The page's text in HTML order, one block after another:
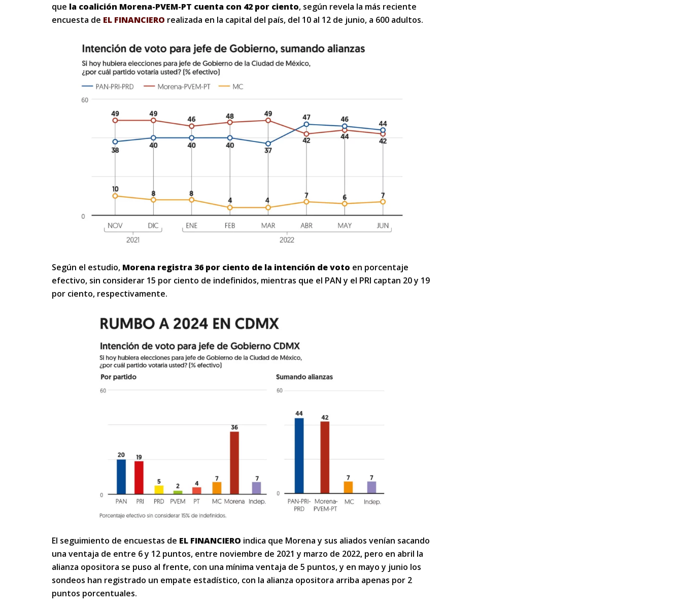
que la coalición Morena-PVEM-PT cuenta con 42 por ciento, según revela la más reciente
encuesta de EL FINANCIERO realizada en la capital del país, del 10 al 12 de junio, a 600 adultos.
Según el estudio, Morena registra 36 por ciento de la intención de voto en porcentaje
efectivo, sin considerar 15 por ciento de indefinidos, mientras que el PAN y el PRI captan 20 y 19
por ciento, respectivamente.
El seguimiento de encuestas de EL FINANCIERO indica que Morena y sus aliados venían sacando
una ventaja de entre 6 y 12 puntos, entre noviembre de 2021 y marzo de 2022, pero en abril la
alianza opositora se puso al frente, con una mínima ventaja de 5 puntos, y en mayo y junio los
sondeos han registrado un empate estadístico, con la alianza opositora arriba apenas por 2
puntos porcentuales.